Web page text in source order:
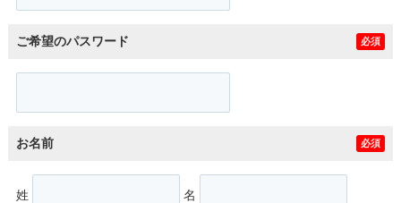
ご希望のパスワード 必須
お名前 必須
姓 名